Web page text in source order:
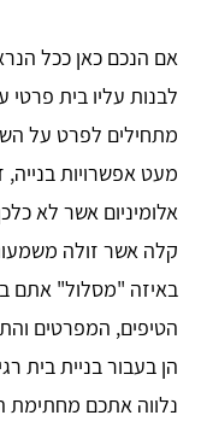
אם הנכם כאן ככל
לבנות עליו בית
מתחילים לפרט על
מעט אפשרויות
אלומיניום אשר לא
קלה אשר זולה
באיזה "מסלול" אתם
הטיפים, המפרטים
הן בעבור בניית בית
נלווה אתכם